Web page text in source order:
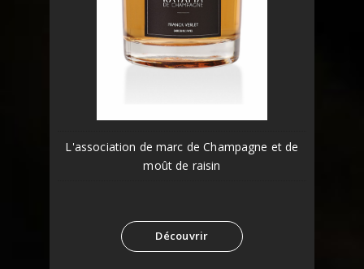
L'association de marc de Champagne et de
moût de raisin
Découvrir